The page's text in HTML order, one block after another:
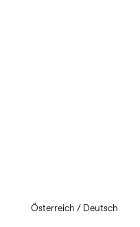
Österreich / Deutsch